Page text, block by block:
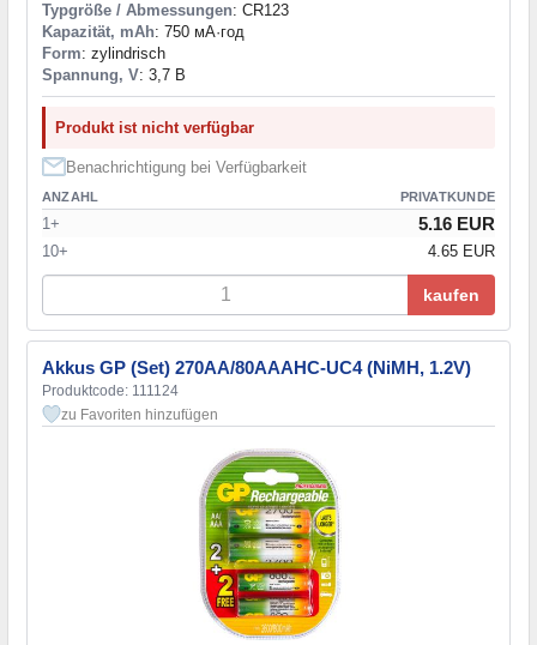
Typgröße / Abmessungen: CR123
Kapazität, mAh: 750 мА·год
Form: zylindrisch
Spannung, V: 3,7 В
Produkt ist nicht verfügbar
Benachrichtigung bei Verfügbarkeit
ANZAHL PRIVATKUNDE
1+ 5.16 EUR
10+ 4.65 EUR
kaufen
Akkus GP (Set) 270AA/80AAAHC-UC4 (NiMH, 1.2V)
Produktcode: 111124
zu Favoriten hinzufügen